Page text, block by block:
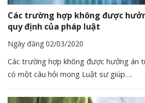
Các trường hợp không được
quy định của pháp luật
Ngày đăng 02/03/2020
Các trường hợp không được hưởng án
có một câu hỏi mong Luật sư giúp….